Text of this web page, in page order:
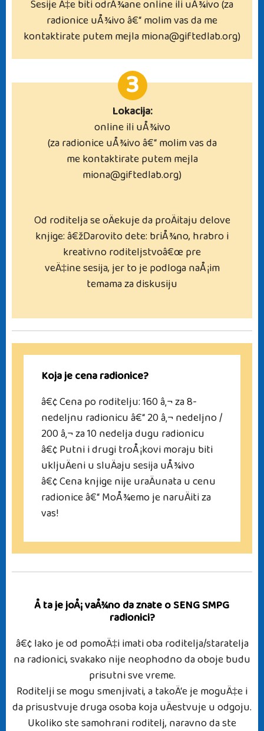
Sesije Ä‡e biti odrÅ¾ane online ili uÅ¾ivo (za
radionice uÅ¾ivo â€“ molim vas da me
kontaktirate putem mejla miona@giftedlab.org)
3
Lokacija:
online ili uÅ¾ivo
(za radionice uÅ¾ivo â€“ molim vas da
me kontaktirate putem mejla
miona@giftedlab.org)
Od roditelja se oÄekuje da proÄitaju delove
knjige: â€žDarovito dete: briÅ¾no, hrabro i
kreativno roditeljstvoâ€œ pre
veÄ‡ine sesija, jer to je podloga naÅ¡im
temama za diskusiju
Koja je cena radionice?
â€¢ Cena po roditelju: 160 â‚¬ za 8-
nedeljnu radionicu â€“ 20 â‚¬ nedeljno /
200 â‚¬ za 10 nedelja dugu radionicu
â€¢ Putni i drugi troÅ¡kovi moraju biti
ukljuÄeni u sluÄaju sesija uÅ¾ivo
â€¢ Cena knjige nije uraÄunata u cenu
radionice â€“ MoÅ¾emo je naruÄiti za
vas!
Å ta je joÅ¡ vaÅ¾no da znate o SENG SMPG
radionici?
â€¢ Iako je od pomoÄ‡i imati oba roditelja/staratelja
na radionici, svakako nije neophodno da oboje budu
prisutni sve vreme.
Roditelji se mogu smenjivati, a takoÄ‘e je moguÄ‡e i
da prisustvuje druga osoba koja uÄestvuje u odgoju.
Ukoliko ste samohrani roditelj, naravno da ste